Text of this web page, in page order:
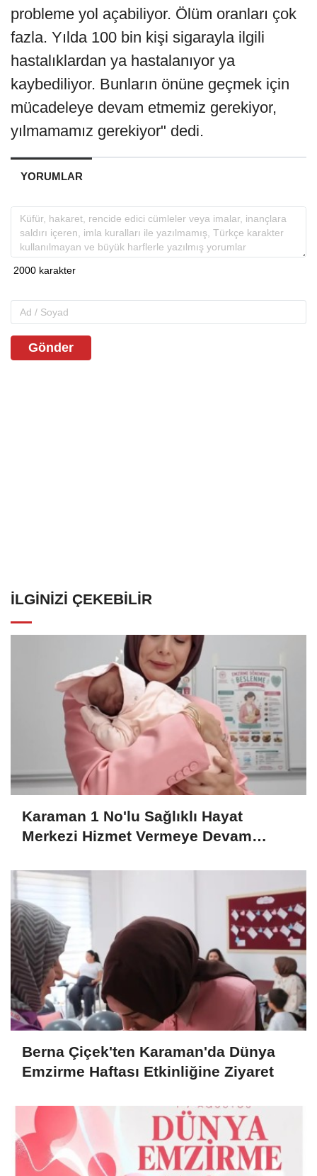
probleme yol açabiliyor. Ölüm oranları çok
fazla. Yılda 100 bin kişi sigarayla ilgili
hastalıklardan ya hastalanıyor ya
kaybediliyor. Bunların önüne geçmek için
mücadeleye devam etmemiz gerekiyor,
yılmamamız gerekiyor" dedi.
YORUMLAR
Gönder
İLGINIZI ÇEKEBILIR
Karaman 1 No'lu Sağlıklı Hayat
Merkezi Hizmet Vermeye Devam
Berna Çiçek'ten Karaman'da Dünya
Emzirme Haftası Etkinliğine Ziyaret